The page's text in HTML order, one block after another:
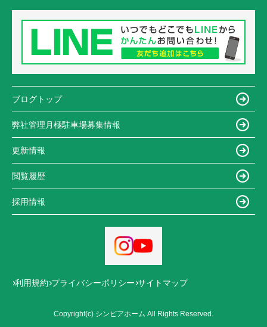
ブログトップ
弊社管理月極駐車場募集情報
更新情報
閲覧履歴
採用情報
利用規約 プライバシーポリシー サイトマップ
Copyright(c) シンビアホーム All Rights Reserved.